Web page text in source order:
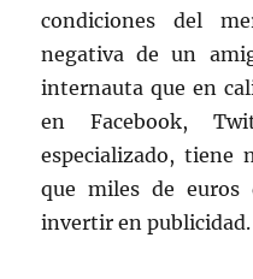
condiciones del
negativa de un
internauta que en
en Facebook,
especializado, tiene
que miles de euros
invertir en publicidad.